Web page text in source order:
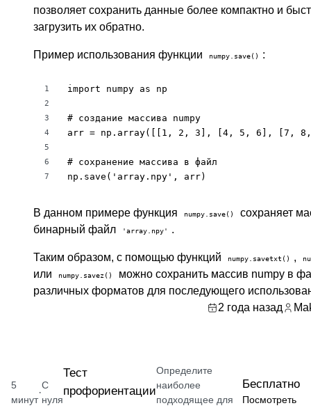
позволяет сохранить данные более компактно и
загрузить их обратно.
Пример использования функции numpy.save() :
1
2
3
4
5
6
7
import numpy as np
# создание массива numpy
arr = np.array([[1, 2, 3], [4, 5, 6], [7,
# сохранение массива в файл
np.save('array.npy', arr)
В данном примере функция numpy.save()
сохраняет
бинарный файл
'array.npy' .
Таким образом, с помощью функций numpy.savetxt() ,
или numpy.savez()
можно сохранить массив numpy в
различных форматов для последующего
2 года назад
5
минут
·
С
нуля
Тест
профориентации
Определите
наиболее
подходящее для
Бесплатно
Посмотреть